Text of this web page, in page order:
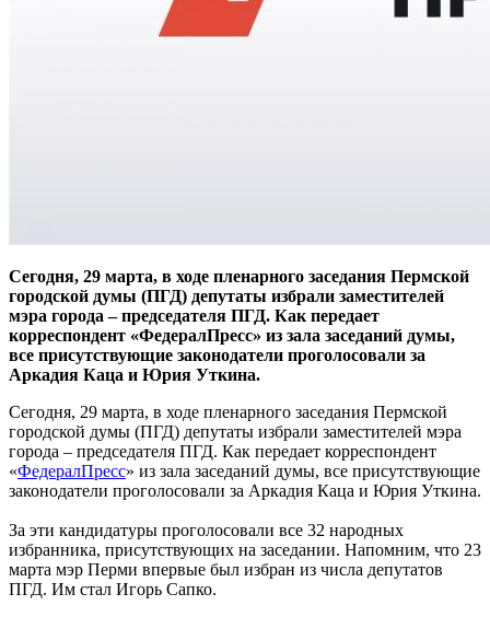
Сегодня, 29 марта, в ходе пленарного заседания Пермской
городской думы (ПГД) депутаты избрали заместителей
мэра города – председателя ПГД. Как передает
корреспондент «ФедералПресс» из зала заседаний думы,
все присутствующие законодатели проголосовали за
Аркадия Каца и Юрия Уткина.
Сегодня, 29 марта, в ходе пленарного заседания Пермской
городской думы (ПГД) депутаты избрали заместителей мэра
города – председателя ПГД. Как передает корреспондент
«ФедералПресс» из зала заседаний думы, все присутствующие
законодатели проголосовали за Аркадия Каца и Юрия Уткина.
За эти кандидатуры проголосовали все 32 народных
избранника, присутствующих на заседании. Напомним, что 23
марта мэр Перми впервые был избран из числа депутатов
ПГД. Им стал Игорь Сапко.